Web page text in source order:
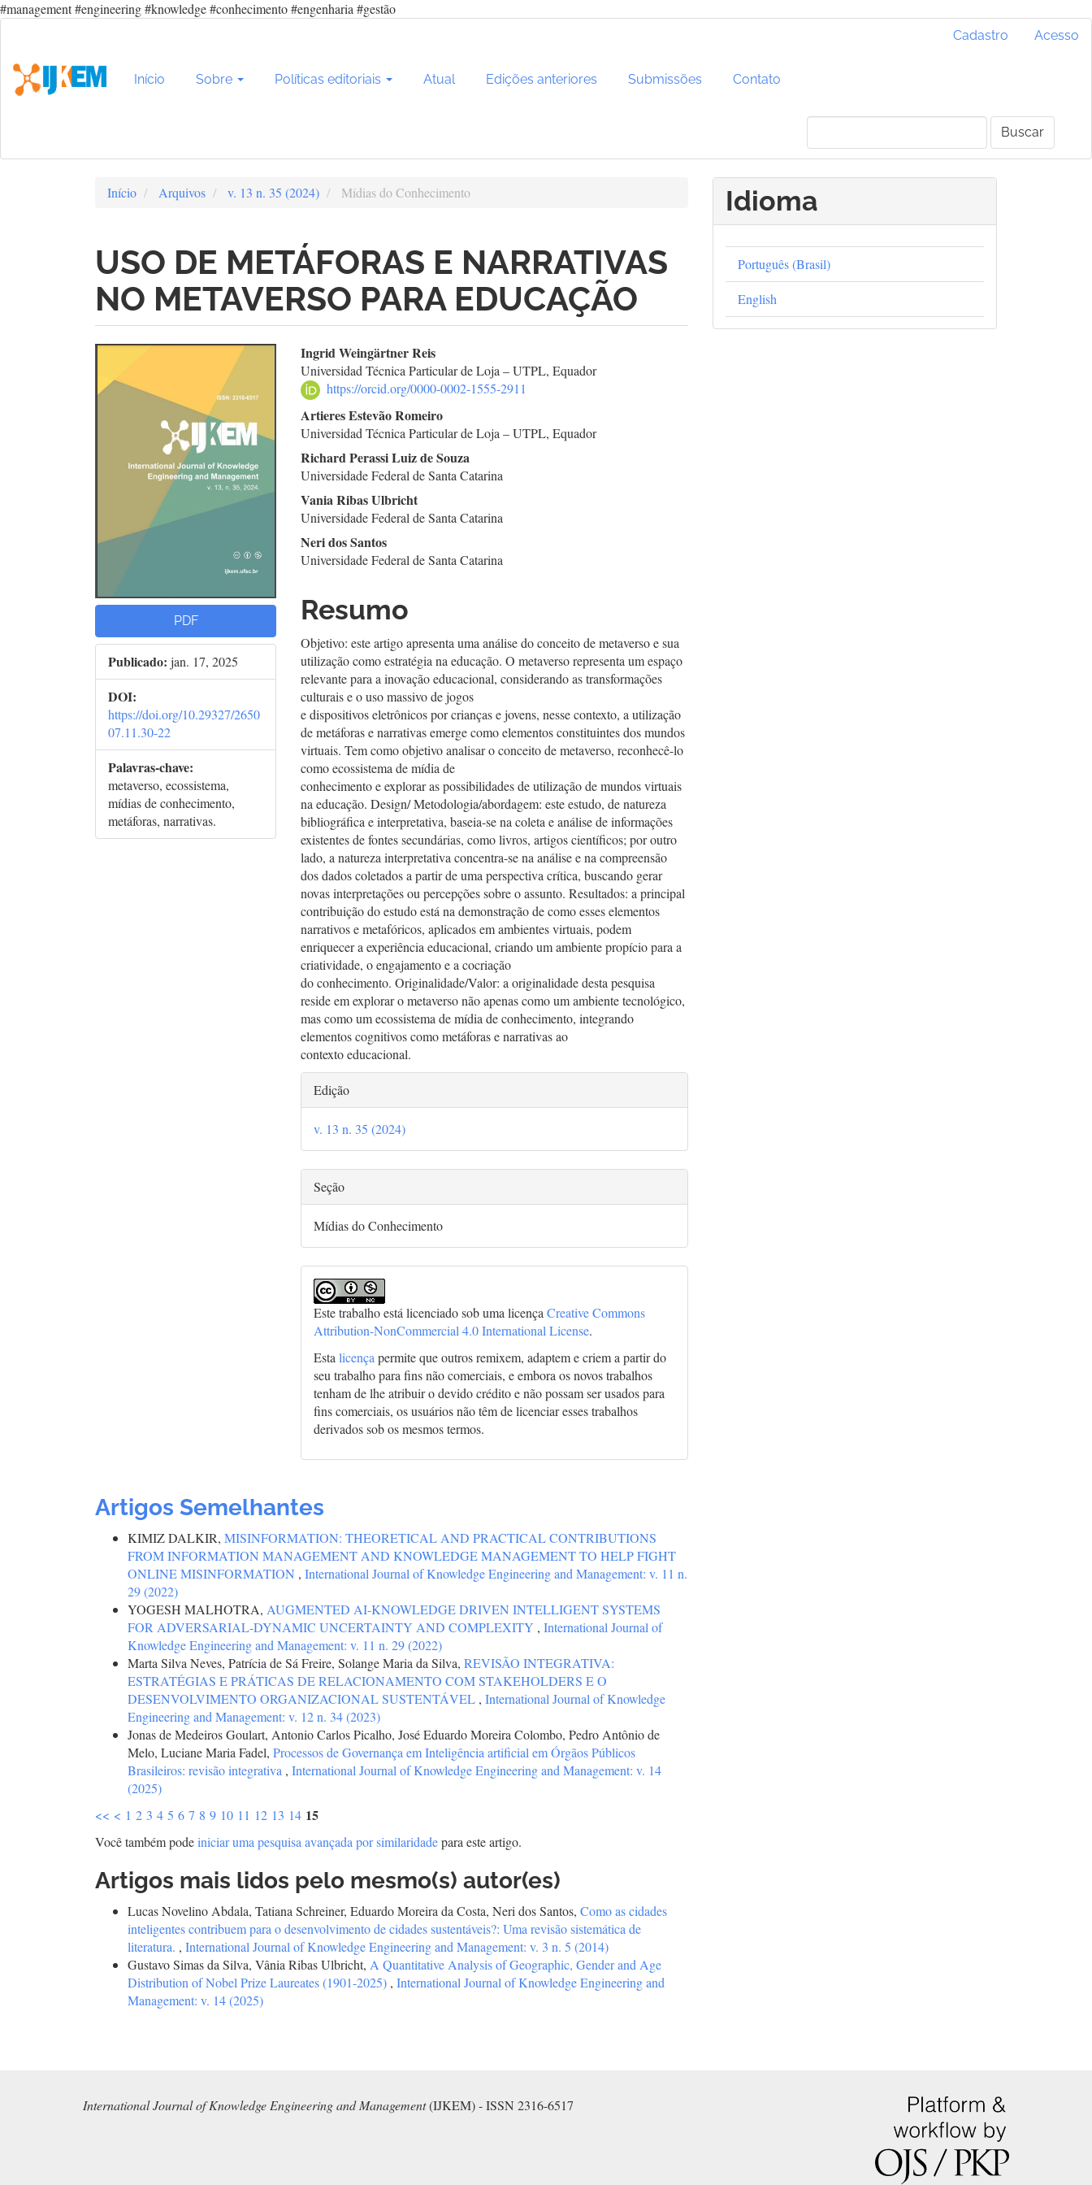
#management #engineering #knowledge #conhecimento #engenharia #gestão
Conteúdo
principal
Barra
Cadastro Acesso
Início Sobre Políticas editoriais Atual Edições anteriores Submissões Contato
Buscar
Início Arquivos v. 13 n. 35 (2024) Mídias do Conhecimento
USO DE METÁFORAS E NARRATIVAS
NO METAVERSO PARA EDUCAÇÃO
lateral
artigos
PDF
Publicado: jan. 17, 2025
DOI:
https://doi.org/10.29327/2650
07.11.30-22
Palavras-chave:
metaverso, ecossistema,
mídias de conhecimento,
metáforas, narrativas.
Conteúdo
do
artigo
principal
Ingrid Weingärtner Reis
Universidad Técnica Particular de Loja – UTPL, Equador
https://orcid.org/0000-0002-1555-2911
Artieres Estevão Romeiro
Universidad Técnica Particular de Loja – UTPL, Equador
Richard Perassi Luiz de Souza
Universidade Federal de Santa Catarina
Vania Ribas Ulbricht
Universidade Federal de Santa Catarina
Neri dos Santos
Universidade Federal de Santa Catarina
Resumo
Objetivo: este artigo apresenta uma análise do conceito de metaverso e sua
utilização como estratégia na educação. O metaverso representa um espaço
relevante para a inovação educacional, considerando as transformações
culturais e o uso massivo de jogos
e dispositivos eletrônicos por crianças e jovens, nesse contexto, a utilização
de metáforas e narrativas emerge como elementos constituintes dos mundos
virtuais. Tem como objetivo analisar o conceito de metaverso, reconhecê-lo
como ecossistema de mídia de
conhecimento e explorar as possibilidades de utilização de mundos virtuais
na educação. Design/ Metodologia/abordagem: este estudo, de natureza
bibliográfica e interpretativa, baseia-se na coleta e análise de informações
existentes de fontes secundárias, como livros, artigos científicos; por outro
lado, a natureza interpretativa concentra-se na análise e na compreensão
dos dados coletados a partir de uma perspectiva crítica, buscando gerar
novas interpretações ou percepções sobre o assunto. Resultados: a principal
contribuição do estudo está na demonstração de como esses elementos
narrativos e metafóricos, aplicados em ambientes virtuais, podem
enriquecer a experiência educacional, criando um ambiente propício para a
criatividade, o engajamento e a cocriação
do conhecimento. Originalidade/Valor: a originalidade desta pesquisa
reside em explorar o metaverso não apenas como um ambiente tecnológico,
mas como um ecossistema de mídia de conhecimento, integrando
elementos cognitivos como metáforas e narrativas ao
contexto educacional.
Detalhes
do
artigo
Edição
v. 13 n. 35 (2024)
Seção
Mídias do Conhecimento
Este trabalho está licenciado sob uma licençaCreative Commons
Attribution-NonCommercial 4.0 International License.
Estalicençapermite que outros remixem, adaptem e criem a partir do
seu trabalho para fins não comerciais, e embora os novos trabalhos
tenham de lhe atribuir o devido crédito e não possam ser usados para
fins comerciais, os usuários não têm de licenciar esses trabalhos
derivados sob os mesmos termos.
Artigos Semelhantes
KIMIZ DALKIR, MISINFORMATION: THEORETICAL AND PRACTICAL CONTRIBUTIONS
FROM INFORMATION MANAGEMENT AND KNOWLEDGE MANAGEMENT TO HELP FIGHT
ONLINE MISINFORMATION , International Journal of Knowledge Engineering and Management: v. 11 n.
29 (2022)
YOGESH MALHOTRA, AUGMENTED AI-KNOWLEDGE DRIVEN INTELLIGENT SYSTEMS
FOR ADVERSARIAL-DYNAMIC UNCERTAINTY AND COMPLEXITY , International Journal of
Knowledge Engineering and Management: v. 11 n. 29 (2022)
Marta Silva Neves, Patrícia de Sá Freire, Solange Maria da Silva, REVISÃO INTEGRATIVA:
ESTRATÉGIAS E PRÁTICAS DE RELACIONAMENTO COM STAKEHOLDERS E O
DESENVOLVIMENTO ORGANIZACIONAL SUSTENTÁVEL , International Journal of Knowledge
Engineering and Management: v. 12 n. 34 (2023)
Jonas de Medeiros Goulart, Antonio Carlos Picalho, José Eduardo Moreira Colombo, Pedro Antônio de
Melo, Luciane Maria Fadel, Processos de Governança em Inteligência artificial em Órgãos Públicos
Brasileiros: revisão integrativa , International Journal of Knowledge Engineering and Management: v. 14
(2025)
<< < 1 2 3 4 5 6 7 8 9 10 11 12 13 14 15
Você também podeiniciar uma pesquisa avançada por similaridadepara este artigo.
Artigos mais lidos pelo mesmo(s) autor(es)
Lucas Novelino Abdala, Tatiana Schreiner, Eduardo Moreira da Costa, Neri dos Santos, Como as cidades
inteligentes contribuem para o desenvolvimento de cidades sustentáveis?: Uma revisão sistemática de
literatura. , International Journal of Knowledge Engineering and Management: v. 3 n. 5 (2014)
Gustavo Simas da Silva, Vânia Ribas Ulbricht, A Quantitative Analysis of Geographic, Gender and Age
Distribution of Nobel Prize Laureates (1901-2025) , International Journal of Knowledge Engineering and
Management: v. 14 (2025)
Idioma
Português (Brasil)
English
International Journal of Knowledge Engineering and Management(IJKEM) - ISSN 2316-6517